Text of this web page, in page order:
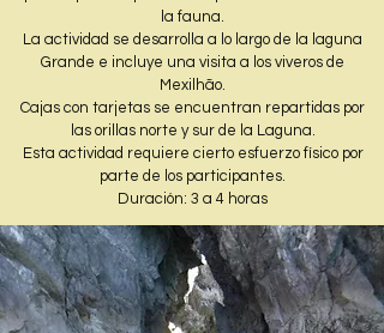
la fauna.
La actividad se desarrolla a lo largo de la laguna
Grande e incluye una visita a los viveros de
Mexilhão.
Cajas con tarjetas se encuentran repartidas por
las orillas norte y sur de la Laguna.
Esta actividad requiere cierto esfuerzo físico por
parte de los participantes.
Duración: 3 a 4 horas